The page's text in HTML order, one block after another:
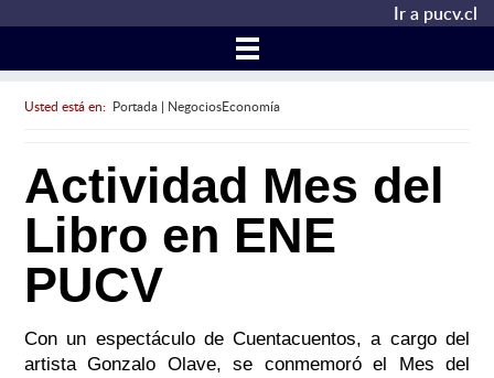
Ir a pucv.cl
Usted está en: Portada| NegociosEconomía
Actividad Mes del
Libro en ENE
PUCV
Con un espectáculo de Cuentacuentos, a cargo del
artista Gonzalo Olave, se conmemoró el Mes del